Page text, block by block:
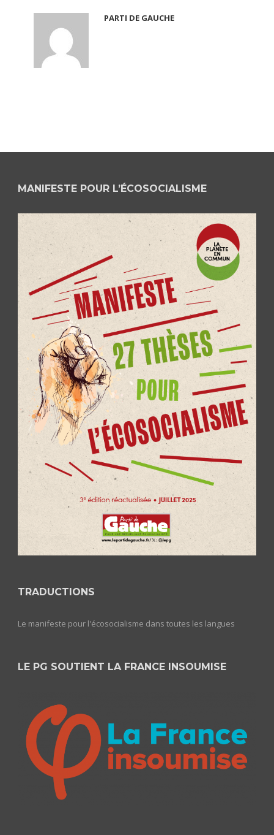
PARTI DE GAUCHE
MANIFESTE POUR L’ÉCOSOCIALISME
TRADUCTIONS
Le manifeste pour l'écosocialisme dans toutes les langues
LE PG SOUTIENT LA FRANCE INSOUMISE